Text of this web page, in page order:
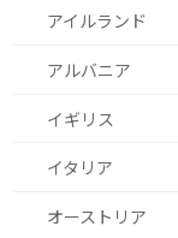
アイルランド
アルバニア
イギリス
イタリア
オーストリア